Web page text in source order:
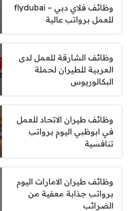
وظائف فلاي دبي – flydubai
للعمل برواتب عالية
وظائف الشارقة للعمل لدى
العربية للطيران لحملة
البكالوريوس
وظائف طيران الاتحاد للعمل
في ابوظبي اليوم برواتب
تنافسية
وظائف طيران الامارات اليوم
برواتب جذابة معفية من
الضرائب